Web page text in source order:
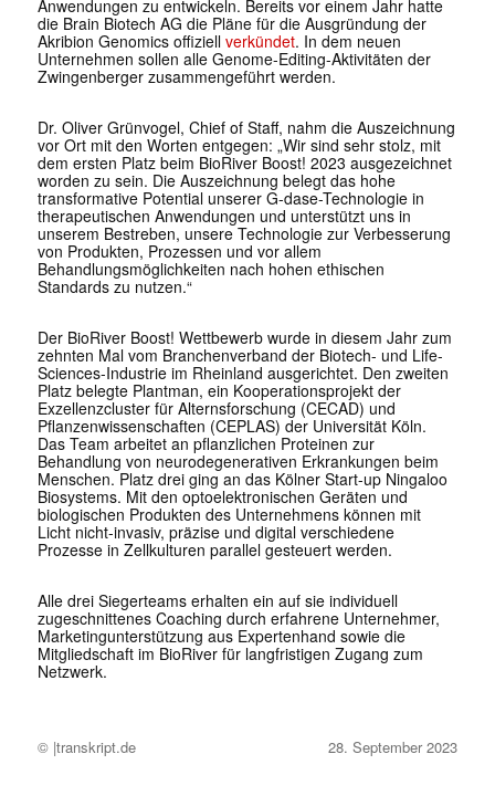
Anwendungen zu entwickeln. Bereits vor einem Jahr hatte
die Brain Biotech AG die Pläne für die Ausgründung der
Akribion Genomics offiziell verkündet. In dem neuen
Unternehmen sollen alle Genome-Editing-Aktivitäten der
Zwingenberger zusammengeführt werden.
Dr. Oliver Grünvogel, Chief of Staff, nahm die Auszeichnung
vor Ort mit den Worten entgegen: „Wir sind sehr stolz, mit
dem ersten Platz beim BioRiver Boost! 2023 ausgezeichnet
worden zu sein. Die Auszeichnung belegt das hohe
transformative Potential unserer G-dase-Technologie in
therapeutischen Anwendungen und unterstützt uns in
unserem Bestreben, unsere Technologie zur Verbesserung
von Produkten, Prozessen und vor allem
Behandlungsmöglichkeiten nach hohen ethischen
Standards zu nutzen.“
Der BioRiver Boost! Wettbewerb wurde in diesem Jahr zum
zehnten Mal vom Branchenverband der Biotech- und Life-
Sciences-Industrie im Rheinland ausgerichtet. Den zweiten
Platz belegte Plantman, ein Kooperationsprojekt der
Exzellenzcluster für Alternsforschung (CECAD) und
Pflanzenwissenschaften (CEPLAS) der Universität Köln.
Das Team arbeitet an pflanzlichen Proteinen zur
Behandlung von neurodegenerativen Erkrankungen beim
Menschen. Platz drei ging an das Kölner Start-up Ningaloo
Biosystems. Mit den optoelektronischen Geräten und
biologischen Produkten des Unternehmens können mit
Licht nicht-invasiv, präzise und digital verschiedene
Prozesse in Zellkulturen parallel gesteuert werden.
Alle drei Siegerteams erhalten ein auf sie individuell
zugeschnittenes Coaching durch erfahrene Unternehmer,
Marketingunterstützung aus Expertenhand sowie die
Mitgliedschaft im BioRiver für langfristigen Zugang zum
Netzwerk.
© |transkript.de 28. September 2023